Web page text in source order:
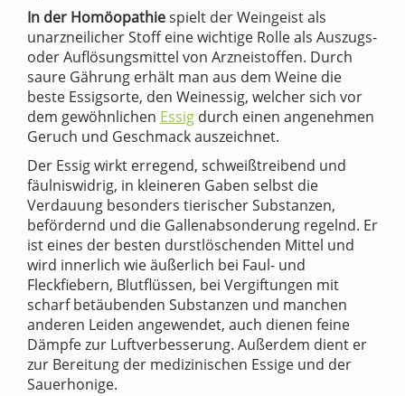
In der Homöopathiespielt der Weingeist als
unarzneilicher Stoff eine wichtige Rolle als Auszugs-
oder Auflösungsmittel von Arzneistoffen. Durch
saure Gährung erhält man aus dem Weine die
beste Essigsorte, den Weinessig, welcher sich vor
dem gewöhnlichen Essig durch einen angenehmen
Geruch und Geschmack auszeichnet.
Der Essig wirkt erregend, schweißtreibend und
fäulniswidrig, in kleineren Gaben selbst die
Verdauung besonders tierischer Substanzen,
befördernd und die Gallenabsonderung regelnd. Er
ist eines der besten durstlöschenden Mittel und
wird innerlich wie äußerlich bei Faul- und
Fleckfiebern, Blutflüssen, bei Vergiftungen mit
scharf betäubenden Substanzen und manchen
anderen Leiden angewendet, auch dienen feine
Dämpfe zur Luftverbesserung. Außerdem dient er
zur Bereitung der medizinischen Essige und der
Sauerhonige.